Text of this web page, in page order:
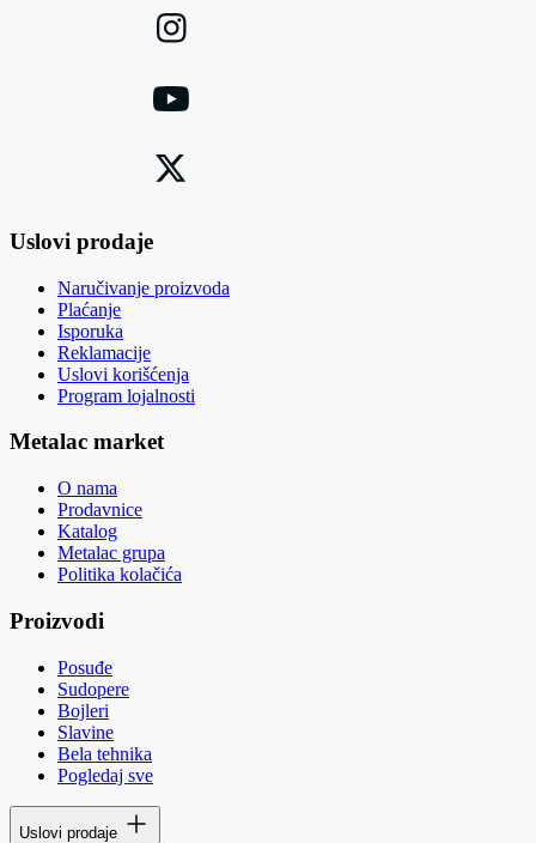
Uslovi prodaje
Naručivanje proizvoda
Plaćanje
Isporuka
Reklamacije
Uslovi korišćenja
Program lojalnosti
Metalac market
O nama
Prodavnice
Katalog
Metalac grupa
Politika kolačića
Proizvodi
Posuđe
Sudopere
Bojleri
Slavine
Bela tehnika
Pogledaj sve
Uslovi prodaje